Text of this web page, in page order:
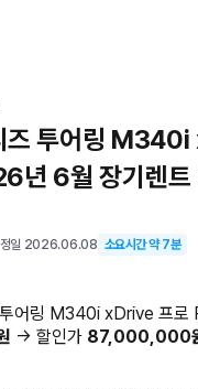
즈 투어링
년 6월 장기렌트
일 2026.06.08 소요시간 약7분
어링 M340i xDrive 프로
→ 할인가 87,000,000